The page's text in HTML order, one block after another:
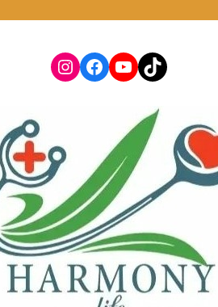
Instagram
Facebook
YouTube
TikTok